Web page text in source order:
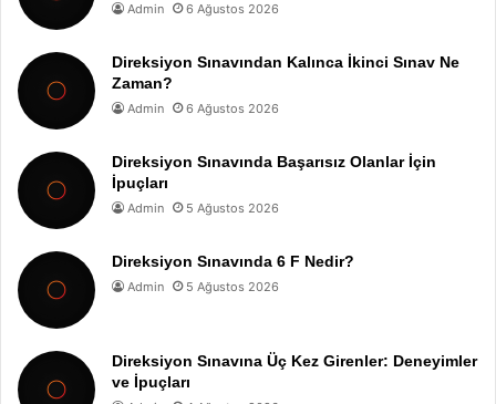
Admin 6 Ağustos 2026
Direksiyon Sınavından Kalınca İkinci Sınav Ne
Zaman?
Admin 6 Ağustos 2026
Direksiyon Sınavında Başarısız Olanlar İçin
İpuçları
Admin 5 Ağustos 2026
Direksiyon Sınavında 6 F Nedir?
Admin 5 Ağustos 2026
Direksiyon Sınavına Üç Kez Girenler: Deneyimler
ve İpuçları